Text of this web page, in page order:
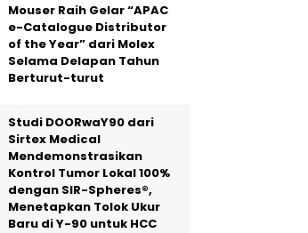
Mouser Raih Gelar “APAC
e-Catalogue Distributor
of the Year” dari Molex
Selama Delapan Tahun
Berturut-turut
Studi DOORwaY90 dari
Sirtex Medical
Mendemonstrasikan
Kontrol Tumor Lokal 100%
dengan SIR-Spheres®,
Menetapkan Tolok Ukur
Baru di Y-90 untuk HCC